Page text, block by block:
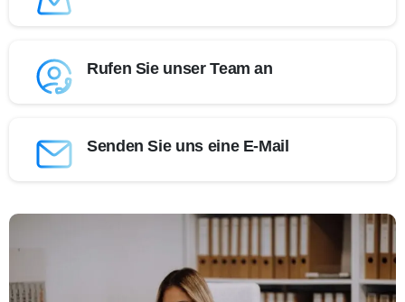
Rufen Sie unser Team an
Senden Sie uns eine E-Mail